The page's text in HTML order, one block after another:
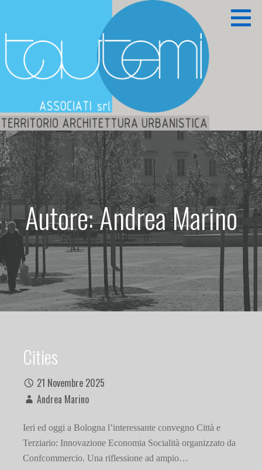
contenuto
TAUTEMI ASSOCIATI S.R.L.
Territorio Architettura Urbanistica
Autore: Andrea Marino
Cities
21 Novembre 2025
Andrea Marino
Ieri ed oggi a Bologna l’interessante convegno Città e
Terziario: Innovazione Economia Socialità organizzato da
Confcommercio. Una riflessione ad ampio…